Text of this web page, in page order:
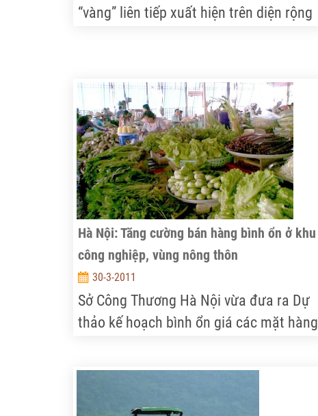
“vàng” liên tiếp xuất hiện trên diện rộng
này đã giải đại hạn cho người trồng cà
phê.
Hà Nội: Tăng cường bán hàng bình ổn ở khu
công nghiệp, vùng nông thôn
30-3-2011
Sở Công Thương Hà Nội vừa đưa ra Dự
thảo kế hoạch bình ổn giá các mặt hàng
phê duyệt. Theo đó, có những điểm mới
ổn các mặt hàng thiết yếu, đồng thời